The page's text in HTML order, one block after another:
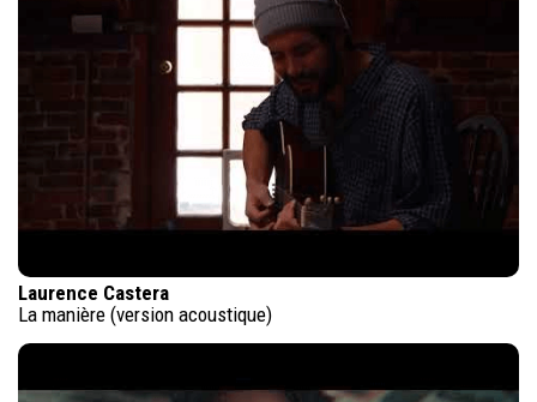
Laurence Castera
La manière (version acoustique)